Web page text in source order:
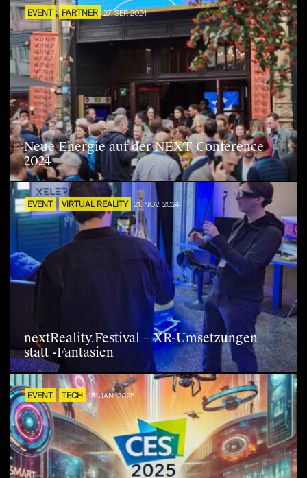
EVENT PARTNER 27. SEP. 2024
Neue Energie auf der NEXT Conference
2024
EVENT VIRTUAL REALITY 21. NOV. 2024
nextReality.Festival – XR-Umsetzungen
statt -Fantasien
EVENT TECH 15. JAN. 2025